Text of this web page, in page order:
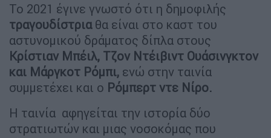
Το 2021 έγινε γνωστό ότι η δημοφιλής
τραγουδίστριαθα είναι στο καστ του
αστυνομικού δράματος δίπλα στους
Κρίστιαν Μπέιλ, Τζον Ντέιβιντ Ουάσινγκτον
και Μάργκοτ Ρόμπι, ενώ στην ταινία
συμμετέχει και ο Ρόμπερτ ντε Νίρο.
Η ταινία αφηγείται την ιστορία δύο
στρατιωτών και μιας νοσοκόμας που